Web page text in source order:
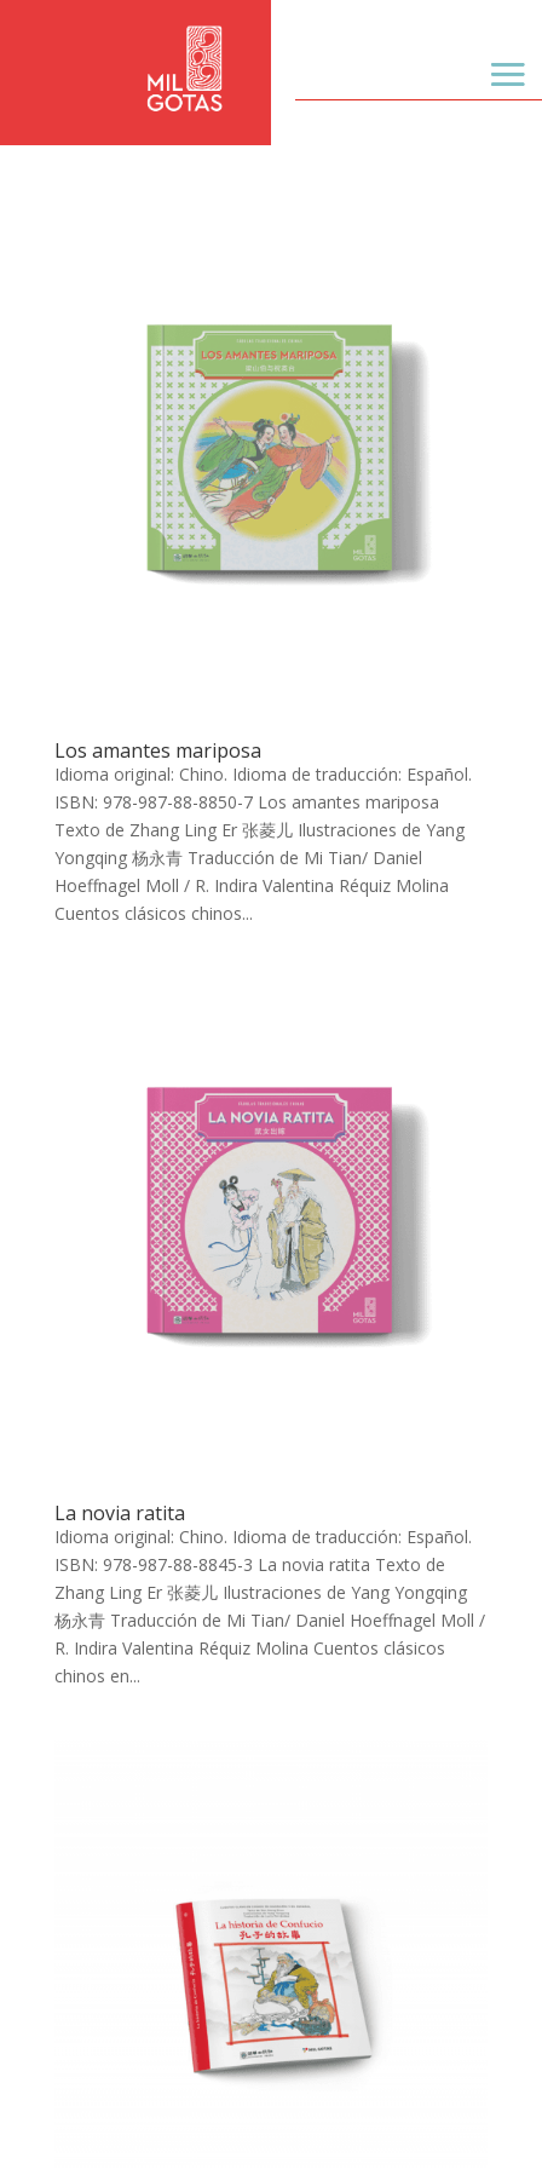
Los amantes mariposa
Idioma original: Chino. Idioma de traducción: Español.
ISBN: 978-987-88-8850-7 Los amantes mariposa
Texto de Zhang Ling Er 张菱儿 Ilustraciones de Yang
Yongqing 杨永青 Traducción de Mi Tian/ Daniel
Hoeffnagel Moll / R. Indira Valentina Réquiz Molina
Cuentos clásicos chinos...
La novia ratita
Idioma original: Chino. Idioma de traducción: Español.
ISBN: 978-987-88-8845-3 La novia ratita Texto de
Zhang Ling Er 张菱儿 Ilustraciones de Yang Yongqing
杨永青 Traducción de Mi Tian/ Daniel Hoeffnagel Moll /
R. Indira Valentina Réquiz Molina Cuentos clásicos
chinos en...